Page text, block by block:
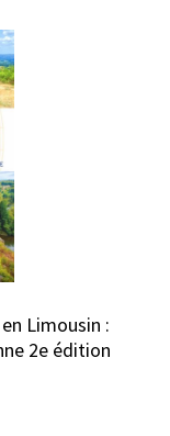
Limousin :
2e édition